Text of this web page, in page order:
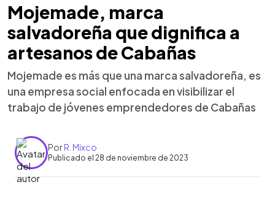
Mojemade, marca
salvadoreña que dignifica a
artesanos de Cabañas
Mojemade es más que una marca salvadoreña, es
una empresa social enfocada en visibilizar el
trabajo de jóvenes emprendedores de Cabañas
PorR. Mixco
Publicado el 28 de noviembre de 2023